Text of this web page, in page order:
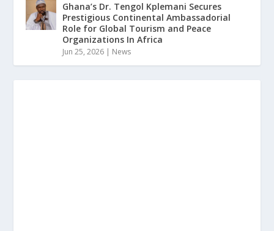
Ghana’s Dr. Tengol Kplemani Secures
Prestigious Continental Ambassadorial
Role for Global Tourism and Peace
Organizations In Africa
Jun 25, 2026 | News